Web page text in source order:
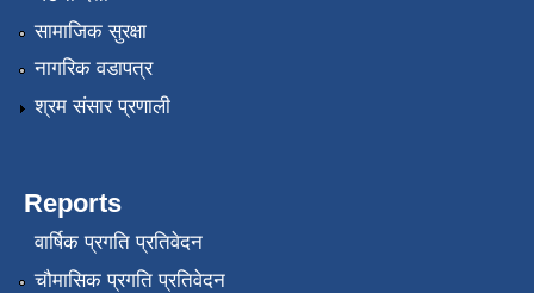
सामाजिक सुरक्षा
नागरिक वडापत्र
श्रम संसार प्रणाली
Reports
वार्षिक प्रगति प्रतिवेदन
चौमासिक प्रगति प्रतिवेदन